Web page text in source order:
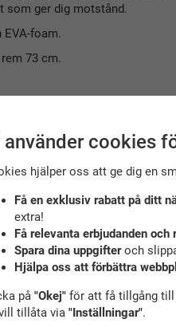
som ger dig motstånd.
foam.
73 cm.
använder cookies
hjälper oss att ge dig en
Få en exklusiv rabatt på ditt
extra!
Få relevanta erbjudanden och
Spara dina uppgifteroch
Hjälpa oss att förbättra
på "Okej"för att få tillgång till
tillåta via "Inställningar".